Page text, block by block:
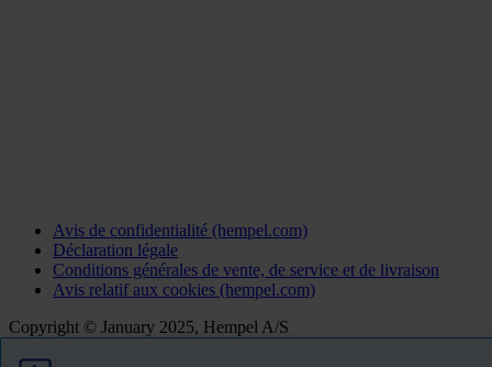
Avis de confidentialité (hempel.com)
Déclaration légale
Conditions générales de vente, de service et de livraison
Avis relatif aux cookies (hempel.com)
Copyright © January 2025, Hempel A/S